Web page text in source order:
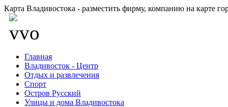
Карта Владивостока - разместить фирму, компанию на карте
Главная
Владивосток - Центр
Отдых и развлечения
Спорт
Остров Русский
Улицы и дома Владивостока